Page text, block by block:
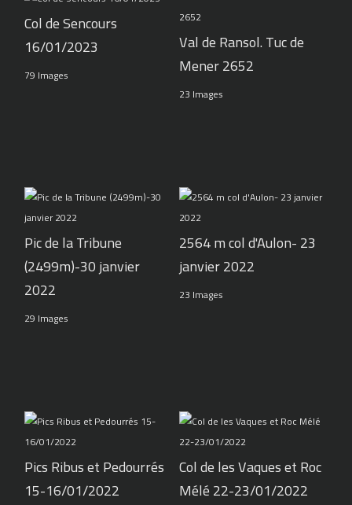
Col de Sencours
16/01/2023
79 Images
Val de Ransol. Tuc de
Mener 2652
23 Images
Pic de la Tribune
(2499m)-30 janvier
2022
29 Images
2564 m col d'Aulon- 23
janvier 2022
23 Images
Pics Ribus et Pedourrés
15-16/01/2022
Col de les Vaques et Roc
Mélé 22-23/01/2022